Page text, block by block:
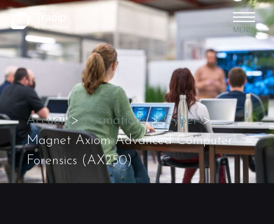
MENU
Accueil>Formations>Cyber>
Magnet Axiom Advanced Computer
Forensics (AX250)